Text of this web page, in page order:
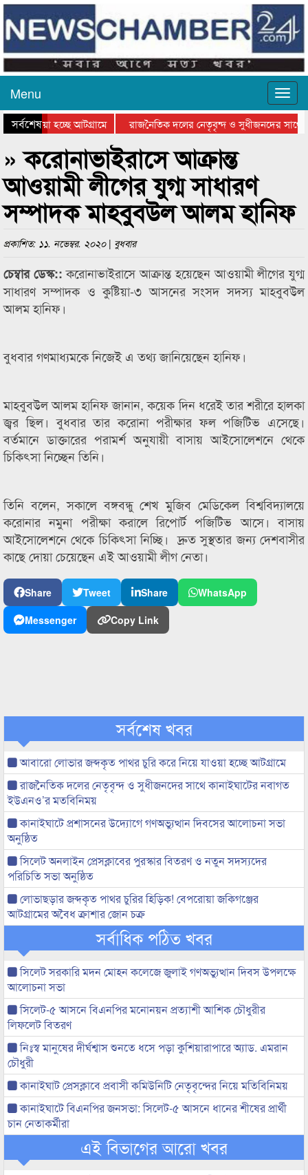
Menu
সর্বশেষ
যাওয়া হচ্ছে আটগ্রামে
রাজনৈতিক দলের নেতৃবৃন্দ ও সুধীজনদের সাথে
» করোনাভাইরাসে আক্রান্ত
আওয়ামী লীগের যুগ্ম সাধারণ
সম্পাদক মাহবুবউল আলম হানিফ
প্রকাশিত: ১১. নভেম্বর. ২০২০ | বুধবার
চেম্বার ডেস্ক::করোনাভাইরাসে আক্রান্ত হয়েছেন আওয়ামী লীগের যুগ্ম
সাধারণ সম্পাদক ও কুষ্টিয়া-৩ আসনের সংসদ সদস্য মাহবুবউল
আলম হানিফ।
বুধবার গণমাধ্যমকে নিজেই এ তথ্য জানিয়েছেন হানিফ।
মাহবুবউল আলম হানিফ জানান, কয়েক দিন ধরেই তার শরীরে হালকা
জ্বর ছিল। বুধবার তার করোনা পরীক্ষার ফল পজিটিভ এসেছে।
বর্তমানে ডাক্তারের পরামর্শ অনুযায়ী বাসায় আইসোলেশনে থেকে
চিকিৎসা নিচ্ছেন তিনি।
তিনি বলেন, সকালে বঙ্গবন্ধু শেখ মুজিব মেডিকেল বিশ্ববিদ্যালয়ে
করোনার নমুনা পরীক্ষা করালে রিপোর্ট পজিটিভ আসে। বাসায়
আইসোলেশনে থেকে চিকিৎসা নিচ্ছি। দ্রুত সুস্থতার জন্য দেশবাসীর
কাছে দোয়া চেয়েছেন এই আওয়ামী লীগ নেতা।
Share Tweet Share
WhatsApp
Messenger
Copy Link
সর্বশেষ খবর
আবারো লোভার জব্দকৃত পাথর চুরি করে নিয়ে যাওয়া হচ্ছে আটগ্রামে
রাজনৈতিক দলের নেতৃবৃন্দ ও সুধীজনদের সাথে কানাইঘাটের নবাগত
ইউএনও’র মতবিনিময়
কানাইঘাটে প্রশাসনের উদ্যোগে গণঅভ্যুত্থান দিবসের আলোচনা সভা
অনুষ্ঠিত
সিলেট অনলাইন প্রেসক্লাবের পুরস্কার বিতরণ ও নতুন সদস্যদের
পরিচিতি সভা অনুষ্ঠিত
লোভাছড়ার জব্দকৃত পাথর চুরির হিড়িক! বেপরোয়া জকিগঞ্জের
আটগ্রামের অবৈধ ক্রাশার জোন চক্র
সর্বাধিক পঠিত খবর
সিলেট সরকারি মদন মোহন কলেজে জুলাই গণঅভ্যুত্থান দিবস উপলক্ষে
আলোচনা সভা
সিলেট-৫ আসনে বিএনপির মনোনয়ন প্রত্যাশী আশিক চৌধুরীর
লিফলেট বিতরণ
নিঃস্ব মানুষের দীর্ঘশ্বাস শুনতে ধসে পড়া কুশিয়ারাপারে অ্যাড. এমরান
চৌধুরী
কানাইঘাট প্রেসক্লাবে প্রবাসী কমিউনিটি নেতৃবৃন্দের নিয়ে মতিবিনিময়
কানাইঘাটে বিএনপির জনসভা: সিলেট-৫ আসনে ধানের শীষের প্রার্থী
চান নেতাকর্মীরা
এই বিভাগের আরো খবর